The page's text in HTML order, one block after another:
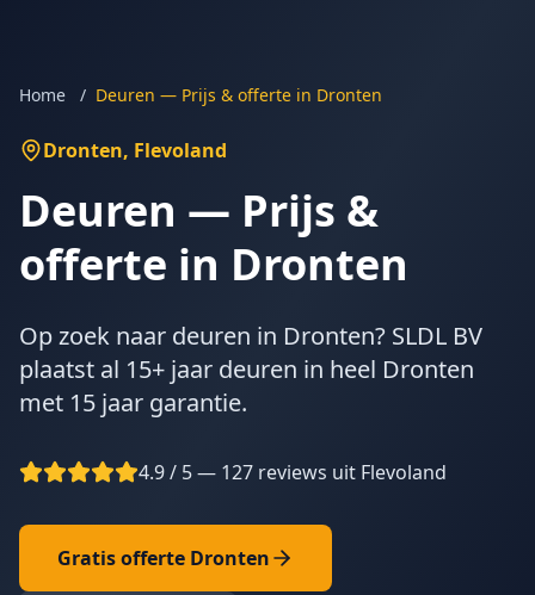
Home / Deuren — Prijs & offerte in Dronten
Dronten, Flevoland
Deuren — Prijs &
offerte in Dronten
Op zoek naar deuren in Dronten? SLDL BV
plaatst al 15+ jaar deuren in heel Dronten
met 15 jaar garantie.
4.9 / 5 — 127 reviews uit Flevoland
Gratis offerte Dronten